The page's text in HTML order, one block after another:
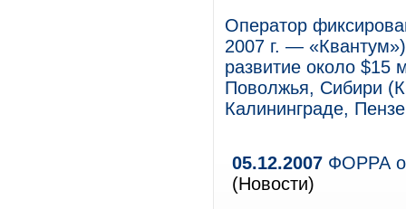
Оператор
2007 г. —
развитие около $15
Поволжья, Сибири
Калининграде,
05.12.2007 ФОРРА
(Новости)